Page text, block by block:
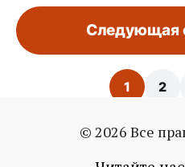
Следующая
1 2
© 2026 Все